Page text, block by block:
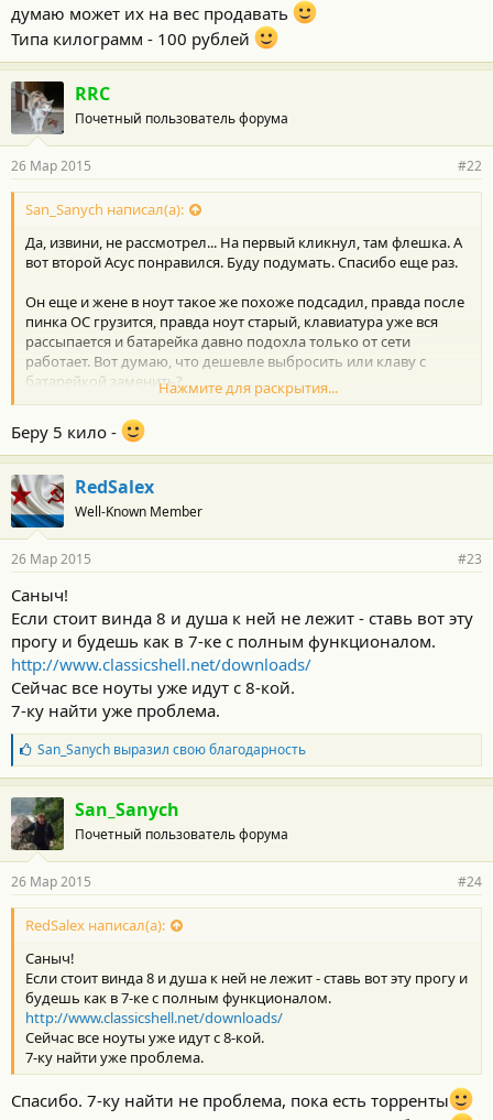
думаю может их на вес продавать
Типа килограмм - 100 рублей
RRC
Почетный пользователь форума
26 Мар 2015 #22
San_Sanych написал(а):
Да, извини, не рассмотрел... На первый кликнул, там флешка. А
вот второй Асус понравился. Буду подумать. Спасибо еще раз.
Он еще и жене в ноут такое же похоже подсадил, правда после
пинка ОС грузится, правда ноут старый, клавиатура уже вся
рассыпается и батарейка давно подохла только от сети
работает. Вот думаю, что дешевле выбросить или клаву с
батарейкой заменить?
У меня уже кладбище старых ноутбуков собралось, вот думаю
может их на вес продавать
Типа килограмм - 100 рублей
Нажмите для раскрытия...
Беру 5 кило -
RedSalex
Well-Known Member
26 Мар 2015 #23
Саныч!
Если стоит винда 8 и душа к ней не лежит - ставь вот эту
прогу и будешь как в 7-ке с полным функционалом.
http://www.classicshell.net/downloads/
Сейчас все ноуты уже идут с 8-кой.
7-ку найти уже проблема.
Б
л
а
г
о
а
н
о
с
и
:
San_Sanychвыразил свою благодарность
San_Sanych
Почетный пользователь форума
26 Мар 2015 #24
RedSalex написал(а):
Саныч!
Если стоит винда 8 и душа к ней не лежит - ставь вот эту прогу и
будешь как в 7-ке с полным функционалом.
http://www.classicshell.net/downloads/
Сейчас все ноуты уже идут с 8-кой.
7-ку найти уже проблема.
Спасибо. 7-ку найти не проблема, пока есть торренты